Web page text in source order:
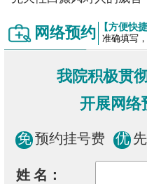
网络预约 【方便快捷
准确填写
我院积极贯
开展网络
免 预约挂号费 优
姓 名：